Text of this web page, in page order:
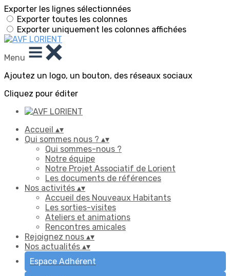
Exporter les lignes sélectionnées
Exporter toutes les colonnes
Exporter uniquement les colonnes affichées
Menu
Ajoutez un logo, un bouton, des réseaux sociaux
Cliquez pour éditer
Accueil ▴▾
Qui sommes nous ? ▴▾
Qui sommes-nous ?
Notre équipe
Notre Projet Associatif de Lorient
Les documents de références
Nos activités ▴▾
Accueil des Nouveaux Habitants
Les sorties-visites
Ateliers et animations
Rencontres amicales
Rejoignez nous ▴▾
Nos actualités ▴▾
Espace Adhérent